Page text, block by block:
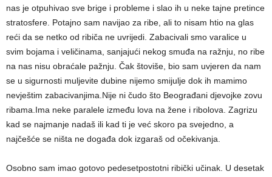
nas je otpuhivao sve brige i probleme i slao ih u neke tajne pretince
stratosfere. Potajno sam navijao za ribe, ali to nisam htio na glas
reći da se netko od ribiča ne uvrijedi. Zabacivali smo varalice u
svim bojama i veličinama, sanjajući nekog smuđa na ražnju, no ribe
na nas nisu obraćale pažnju. Čak štoviše, bio sam uvjeren da nam
se u sigurnosti muljevite dubine nijemo smijulje dok ih mamimo
nevještim zabacivanjima.Nije ni čudo što Beograđani djevojke zovu
ribama.Ima neke paralele između lova na žene i ribolova. Zagrizu
kad se najmanje nadaš ili kad ti je već skoro pa svejedno, a
najčešće se ništa ne događa dok izgaraš od očekivanja.
Osobno sam imao gotovo pedesetpostotni ribički učinak. U desetak